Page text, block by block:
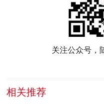
关注公众号，
相关推荐